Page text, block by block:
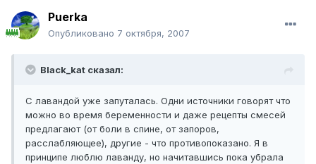
Puerka
Опубликовано 7 октября, 2007
Black_kat сказал:
С лавандой уже запуталась. Одни источники говорят что
можно во время беременности и даже рецепты смесей
предлагают (от боли в спине, от запоров,
расслабляющее), другие - что противопоказано. Я в
принципе люблю лаванду, но начитавшись пока убрала